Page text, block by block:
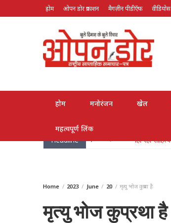
होम ओपन डोर प्रकाशन मैगज़ीन पीडीऍफ़ वीडियोस
होम मनोरंजन खेल
महत्वपूर्ण लिंक
Headline
लोक गायक भरत
Home 2023 June 20 मृत्यु भोज कुप्रथा है
मृत्यु भोज कुप्रथा है